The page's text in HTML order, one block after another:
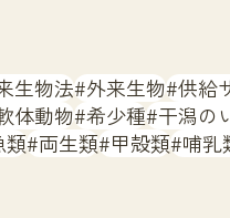
生物法 外来生物 供給
体動物 希少種 干潟の
類 両生類 甲殻類 哺乳